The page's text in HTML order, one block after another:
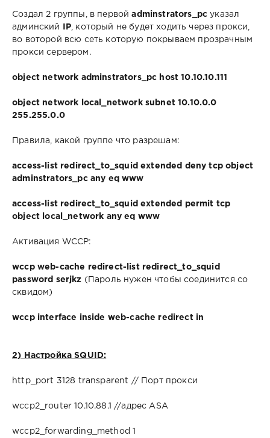
Создал 2 группы, в первойadminstrators_pc указал
админский
IP , который не будет ходить через прокси,
во воторой всю сеть которую покрываем прозрачным
прокси сервером.
object network adminstrators_pc host 10.10.10.111
object network local_network subnet 10.10.0.0
255.255.0.0
Правила, какой группе что разрешам:
access-list redirect_to_squid extended deny tcp object
adminstrators_pc any eq www
access-list redirect_to_squid extended permit tcp
object local_network any eq www
Активация WCCP:
wccp web-cache redirect-list redirect_to_squid
password serjkz (Пароль нужен чтобы соединится со
сквидом)
wccp interface inside web-cache redirect in
2) Настройка SQUID:
http_port 3128 transparent // Порт прокси
wccp2_router 10.10.88.1 //адрес ASA
wccp2_forwarding_method 1